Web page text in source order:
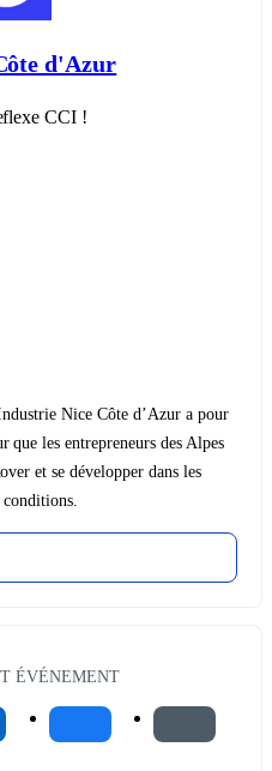
d'Azur
CCI !
Nice Côte d’Azur a pour
les entrepreneurs des Alpes
et se développer dans les
ÉVÉNEMENT